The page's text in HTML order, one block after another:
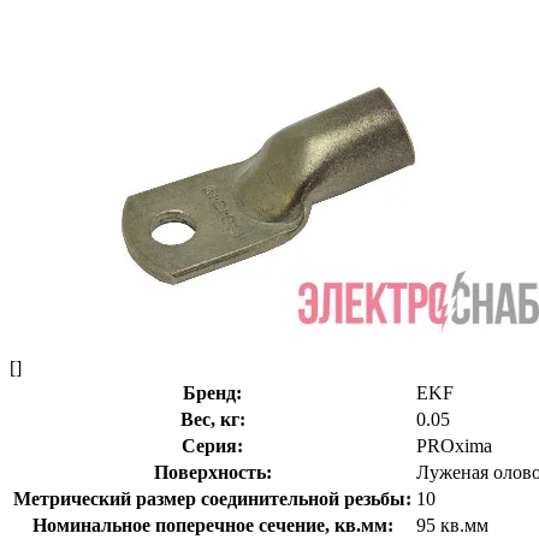
[]
Бренд:
EKF
Вес, кг:
0.05
Серия:
PROxima
Поверхность:
Луженая
Метрический размер соединительной резьбы: 10
Номинальное поперечное сечение, кв.мм:
95 кв.мм